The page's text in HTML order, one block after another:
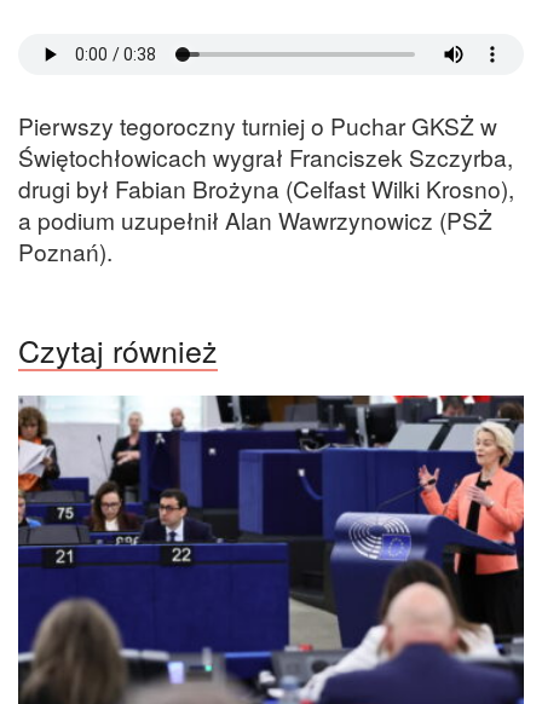
Pierwszy tegoroczny turniej o Puchar GKSŻ w
Świętochłowicach wygrał Franciszek Szczyrba,
drugi był Fabian Brożyna (Celfast Wilki Krosno),
a podium uzupełnił Alan Wawrzynowicz (PSŻ
Poznań).
Czytaj również